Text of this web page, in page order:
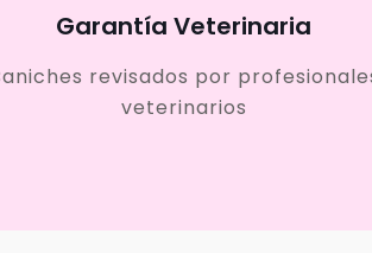
Garantía Veterinaria
revisados por
veterinarios